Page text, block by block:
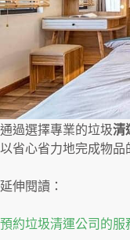
通過選擇專業的垃圾清
以省心省力地完成物品
延伸閱讀：
預約垃圾清運公司的服